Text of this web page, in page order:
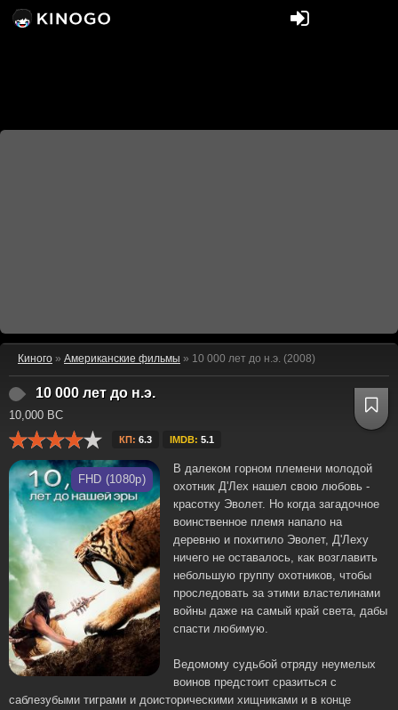
Киного » Американские фильмы » 10 000 лет до н.э. (2008)
10 000 лет до н.э.
10,000 BC
КП: 6.3 IMDB: 5.1
FHD (1080p)
В далеком горном племени молодой
охотник Д'Лех нашел свою любовь -
красотку Эволет. Но когда загадочное
воинственное племя напало на
деревню и похитило Эволет, Д'Леху
ничего не оставалось, как возглавить
небольшую группу охотников, чтобы
проследовать за этими властелинами
войны даже на самый край света, дабы
спасти любимую.
Ведомому судьбой отряду неумелых
воинов предстоит сразиться с
саблезубыми тиграми и доисторическими хищниками и в конце